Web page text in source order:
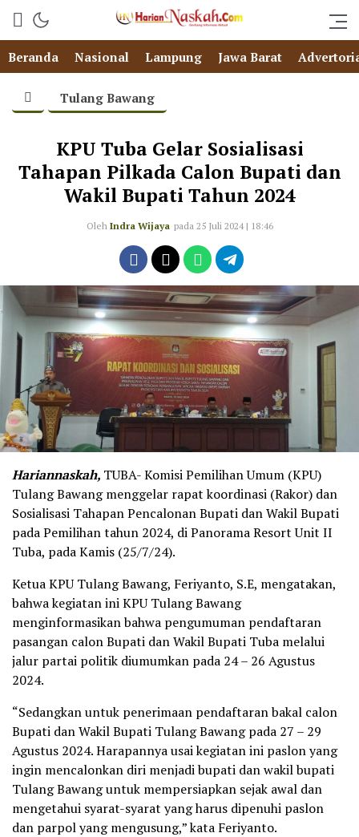
Beranda Nasional Lampung Jawa Barat
Tulang Bawang
KPU Tuba Gelar Sosialisasi
Tahapan Pilkada Calon Bupati dan
Wakil Bupati Tahun 2024
Oleh Indra Wijaya pada 25 Juli 2024 | 18:46
Hariannaskah, TUBA- Komisi Pemilihan Umum (KPU)
Tulang Bawang menggelar rapat koordinasi (Rakor) dan
Sosialisasi Tahapan Pencalonan Bupati dan Wakil Bupati
pada Pemilihan tahun 2024, di Panorama Resort Unit II
Tuba, pada Kamis (25/7/24).
Ketua KPU Tulang Bawang, Feriyanto, S.E, mengatakan,
bahwa kegiatan ini KPU Tulang Bawang
menginformasikan bahwa pengumuman pendaftaran
pasangan calon Bupati dan Wakil Bupati Tuba melalui
jalur partai politik diumumkan pada 24 – 26 Agustus
2024.
“Sedangkan untuk penerimaan pendaftaran bakal calon
Bupati dan Wakil Bupati Tulang Bawang pada 27 – 29
Agustus 2024. Harapannya usai kegiatan ini paslon yang
ingin mencalonkan diri menjadi bupati dan wakil bupati
Tulang Bawang untuk mempersiapkan sejak awal dan
mengetahui syarat-syarat yang harus dipenuhi paslon
dan parpol yang mengusung,” kata Feriyanto.